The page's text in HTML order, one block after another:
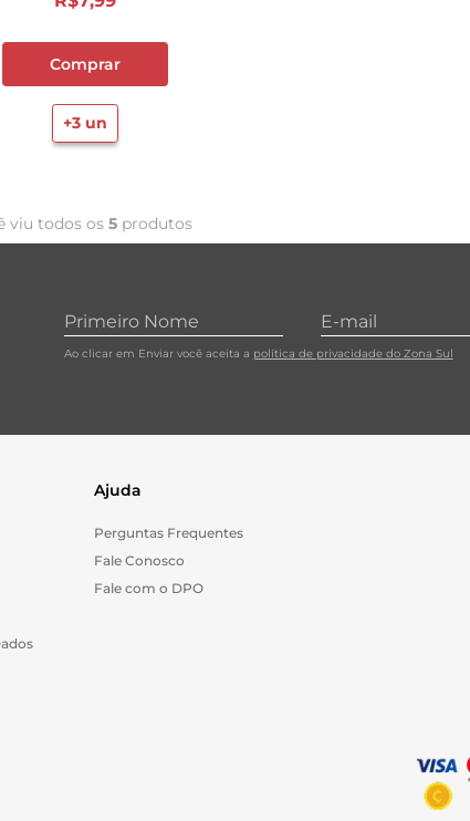
Comprar
+3un
viu todos os5 produtos
Ao clicar em Enviar você aceita a política de privacidade do Zona Sul
Ajuda
Perguntas Frequentes
Fale Conosco
Fale com o DPO